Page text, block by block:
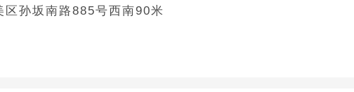
孙坂南路885号西南90米